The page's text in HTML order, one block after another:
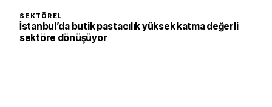
SEKTÖREL
İstanbul’da butik pastacılık yüksek katma değerli
sektöre dönüşüyor